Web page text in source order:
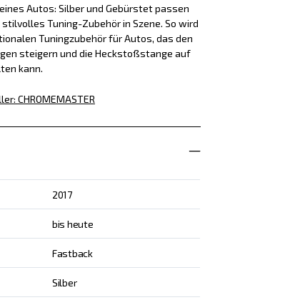
Autos: Silber und Gebürstet passen
Tuning-Zubehör in Szene. So wird
Tuningzubehör für Autos, das den
steigern und die Heckstoßstange auf
kann.
: CHROMEMASTER
2017
bis heute
Fastback
Silber